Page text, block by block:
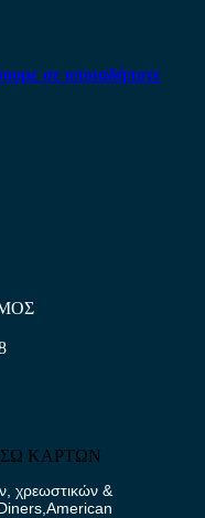
σε οποιαδήποτε
ΚΑΡΤΩΝ
χρεωστικών &